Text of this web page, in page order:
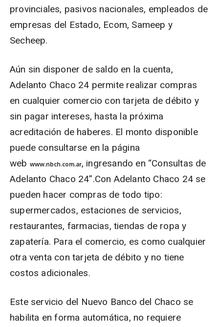
provinciales, pasivos nacionales, empleados de
empresas del Estado, Ecom, Sameep y
Secheep.
Aún sin disponer de saldo en la cuenta,
Adelanto Chaco 24 permite realizar compras
en cualquier comercio con tarjeta de débito y
sin pagar intereses, hasta la próxima
acreditación de haberes. El monto disponible
puede consultarse en la página
web www.nbch.com.ar, ingresando en “Consultas de
Adelanto Chaco 24”.Con Adelanto Chaco 24 se
pueden hacer compras de todo tipo:
supermercados, estaciones de servicios,
restaurantes, farmacias, tiendas de ropa y
zapatería. Para el comercio, es como cualquier
otra venta con tarjeta de débito y no tiene
costos adicionales.
Este servicio del Nuevo Banco del Chaco se
habilita en forma automática, no requiere